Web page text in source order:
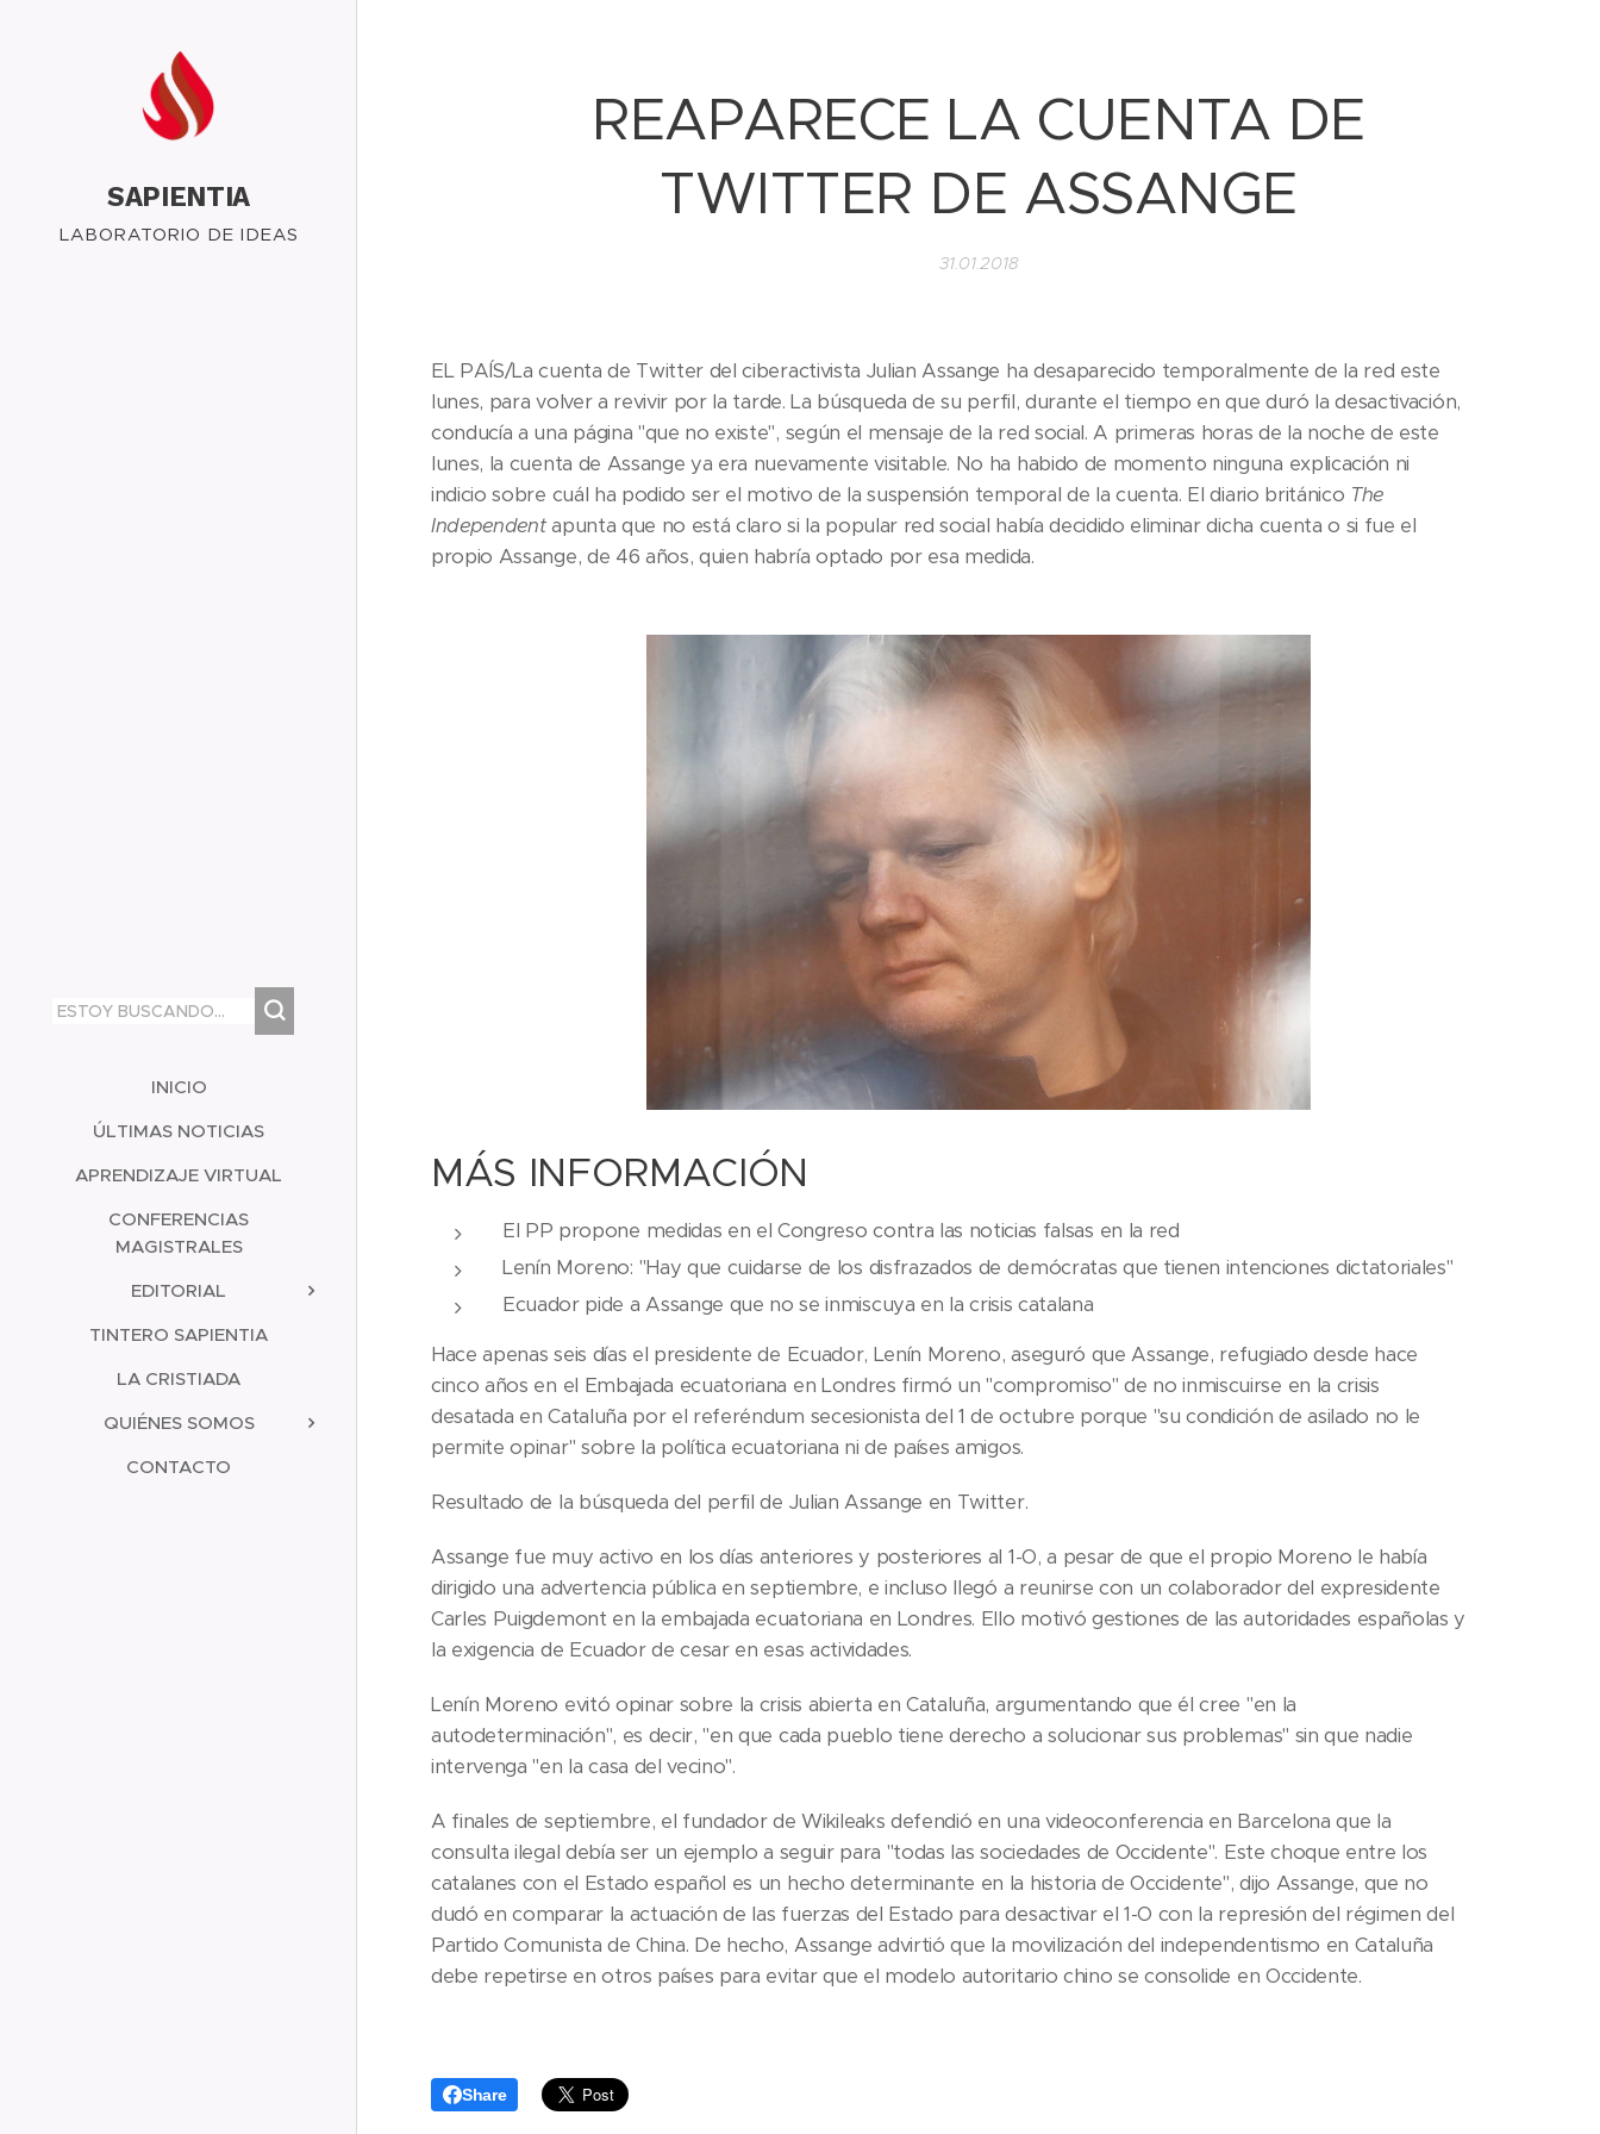
SAPIENTIA
LABORATORIO DE IDEAS
INICIO
ÚLTIMAS NOTICIAS
APRENDIZAJE VIRTUAL
CONFERENCIAS
MAGISTRALES
EDITORIAL
TINTERO SAPIENTIA
LA CRISTIADA
QUIÉNES SOMOS
CONTACTO
REAPARECE LA CUENTA DE
TWITTER DE ASSANGE
31.01.2018
EL PAÍS/La cuenta de Twitter del ciberactivista Julian Assange ha desaparecido temporalmente de la red este
lunes, para volver a revivir por la tarde. La búsqueda de su perfil, durante el tiempo en que duró la desactivación,
conducía a una página "que no existe", según el mensaje de la red social. A primeras horas de la noche de este
lunes, la cuenta de Assange ya era nuevamente visitable. No ha habido de momento ninguna explicación ni
indicio sobre cuál ha podido ser el motivo de la suspensión temporal de la cuenta. El diario británico The
Independentapunta que no está claro si la popular red social había decidido eliminar dicha cuenta o si fue el
propio Assange, de 46 años, quien habría optado por esa medida.
MÁS INFORMACIÓN
El PP propone medidas en el Congreso contra las noticias falsas en la red
Lenín Moreno: "Hay que cuidarse de los disfrazados de demócratas que tienen intenciones dictatoriales"
Ecuador pide a Assange que no se inmiscuya en la crisis catalana
Hace apenas seis días el presidente de Ecuador, Lenín Moreno, aseguró que Assange, refugiado desde hace
cinco años en el Embajada ecuatoriana en Londres firmó un "compromiso" de no inmiscuirse en la crisis
desatada en Cataluña por el referéndum secesionista del 1 de octubre porque "su condición de asilado no le
permite opinar" sobre la política ecuatoriana ni de países amigos.
Resultado de la búsqueda del perfil de Julian Assange en Twitter.
Assange fue muy activo en los días anteriores y posteriores al 1-O, a pesar de que el propio Moreno le había
dirigido una advertencia pública en septiembre, e incluso llegó a reunirse con un colaborador del expresidente
Carles Puigdemont en la embajada ecuatoriana en Londres. Ello motivó gestiones de las autoridades españolas y
la exigencia de Ecuador de cesar en esas actividades.
Lenín Moreno evitó opinar sobre la crisis abierta en Cataluña, argumentando que él cree "en la
autodeterminación", es decir, "en que cada pueblo tiene derecho a solucionar sus problemas" sin que nadie
intervenga "en la casa del vecino".
A finales de septiembre, el fundador de Wikileaks defendió en una videoconferencia en Barcelona que la
consulta ilegal debía ser un ejemplo a seguir para "todas las sociedades de Occidente". Este choque entre los
catalanes con el Estado español es un hecho determinante en la historia de Occidente", dijo Assange, que no
dudó en comparar la actuación de las fuerzas del Estado para desactivar el 1-O con la represión del régimen del
Partido Comunista de China. De hecho, Assange advirtió que la movilización del independentismo en Cataluña
debe repetirse en otros países para evitar que el modelo autoritario chino se consolide en Occidente.
Share